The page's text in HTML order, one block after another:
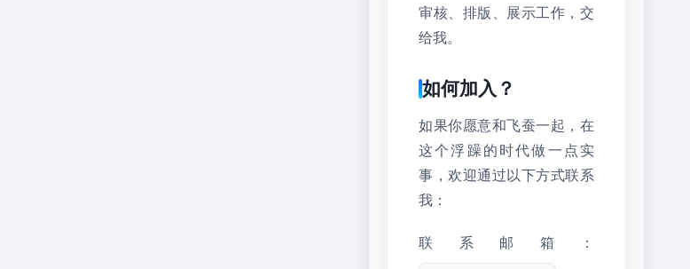
审核、排版、展示工作，交
给我。
如何加入？
如果你愿意和飞蚕一起，在
这个浮躁的时代做一点实
事，欢迎通过以下方式联系
我：
联系邮箱：